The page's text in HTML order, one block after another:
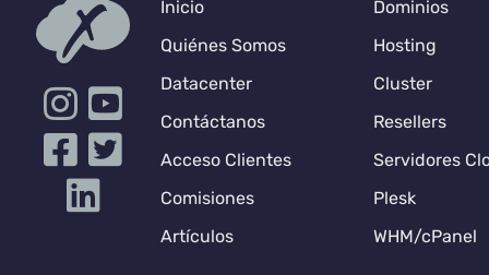
Inicio
Quiénes Somos
Datacenter
Contáctanos
Acceso Clientes
Comisiones
Artículos
Dominios
Hosting
Cluster
Resellers
Servidores
Plesk
WHM/cPanel